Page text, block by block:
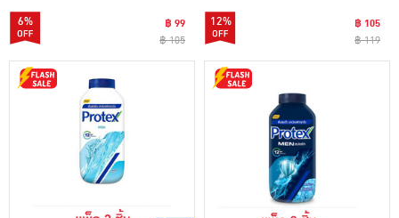
6%
฿ 99
฿ 105
12%
฿ 105
฿ 119